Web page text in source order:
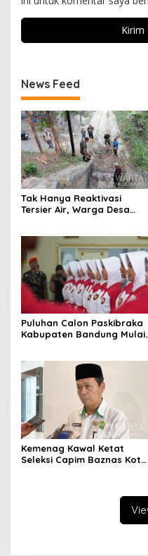
News Feed
Tak Hanya Reaktivasi
Tersier Air, Warga Desa
Puluhan Calon Paskibraka
Kabupaten Bandung Mulai
Kemenag Kawal Ketat
Seleksi Capim Baznas Kota